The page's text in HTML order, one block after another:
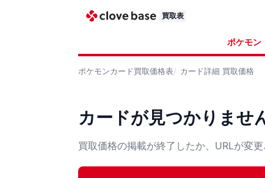
買取表
ポケモン
ポケモンカード買取価格表 カード詳細 買取価格
カードが見つかりませ
買取価格の掲載が終了したか、URLが変更